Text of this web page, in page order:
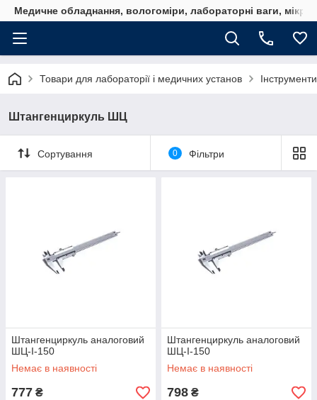
Медичне обладнання, вологоміри, лабораторні ваги,
Товари для лабораторії і медичних установ
Штангенциркуль ШЦ
Сортування 0 Фільтри
Штангенциркуль аналоговий
ШЦ-І-150
Немає в наявності
777 ₴
Штангенциркуль аналоговий
ШЦ-І-150
Немає в наявності
798 ₴